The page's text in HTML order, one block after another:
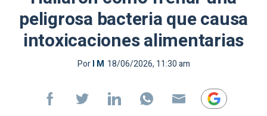
peligrosa bacteria que causa
intoxicaciones alimentarias
PorI M 18/06/2026, 11:30 am